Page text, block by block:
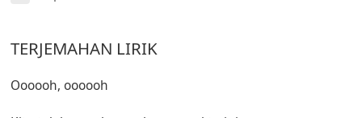
TERJEMAHAN LIRIK
Oooooh, oooooh